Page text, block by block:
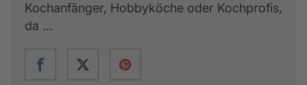
Kochanfänger, Hobbyköche oder Kochprofis,
da ...